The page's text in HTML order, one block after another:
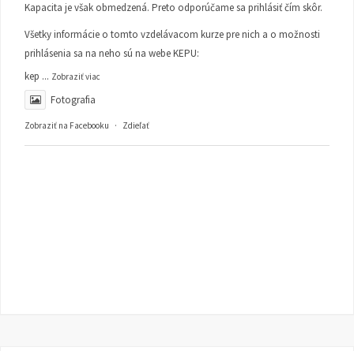
Kapacita je však obmedzená. Preto odporúčame sa prihlásiť čím skôr.
Všetky informácie o tomto vzdelávacom kurze pre nich a o možnosti
prihlásenia sa na neho sú na webe KEPU:
kep ... Zobraziť viac
Fotografia
Zobraziť na Facebooku · Zdieľať